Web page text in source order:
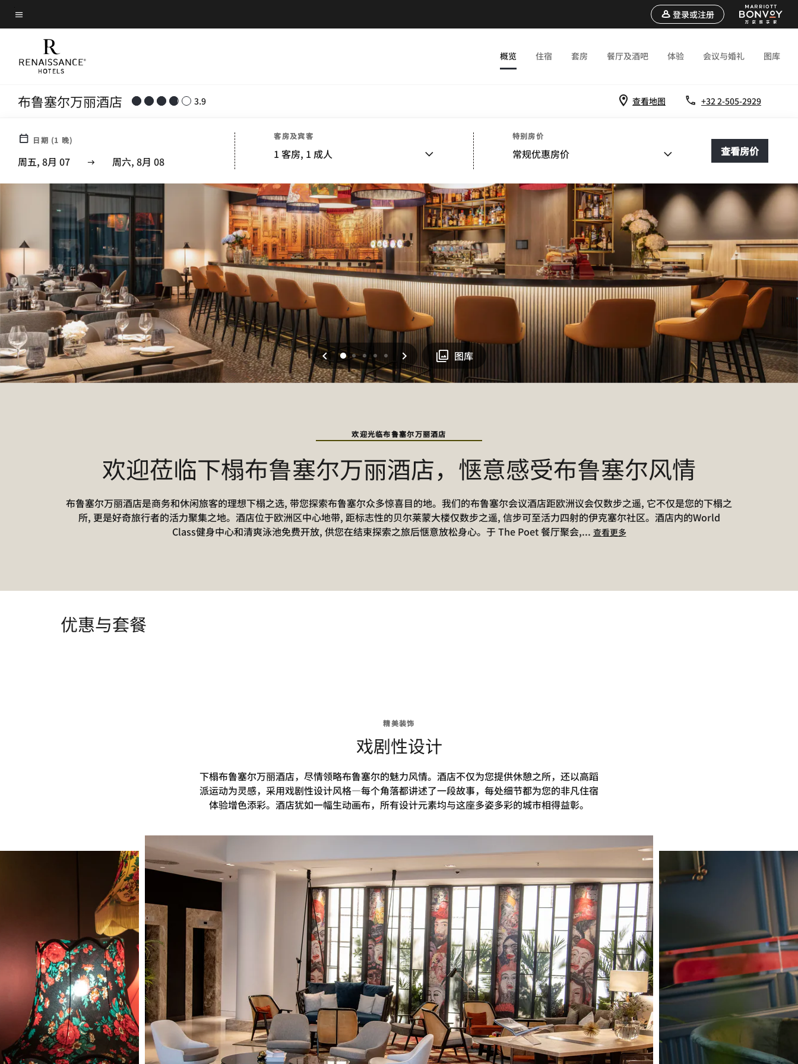
Skip
to
content
菜单文本
登录或注册
概览 住宿 套房 餐厅及酒吧 体验 会议与婚礼 图库
布鲁塞尔万丽酒店 3.9 查看地图 +32 2-505-2929
日期 (1 晚)
周五, 8月 07 周六, 8月 08
客房及宾客
1 客房, 1 成人
特别房价
常规优惠房价 查看房价
上一页
0123 4 下一页 图库
欢迎光临布鲁塞尔万丽酒店
欢迎莅临下榻布鲁塞尔万丽酒店，惬意感受布鲁塞尔风情
布鲁塞尔万丽酒店是商务和休闲旅客的理想下榻之选, 带您探索布鲁塞尔众多惊喜目的地。我们的布鲁塞尔会议酒店距欧洲议会仅数步之遥, 它不仅是您的下榻之
所, 更是好奇旅行者的活力聚集之地。酒店位于欧洲区中心地带, 距标志性的贝尔莱蒙大楼仅数步之遥, 信步可至活力四射的伊克塞尔社区。酒店内的World
Class健身中心和清爽泳池免费开放, 供您在结束探索之旅后惬意放松身心。于 The Poet 餐厅聚会,... 查看更多
优惠与套餐
精美装饰
戏剧性设计
下榻布鲁塞尔万丽酒店，尽情领略布鲁塞尔的魅力风情。酒店不仅为您提供休憩之所，还以高蹈
派运动为灵感，采用戏剧性设计风格—每个角落都讲述了一段故事，每处细节都为您的非凡住宿
体验增色添彩。酒店犹如一幅生动画布，所有设计元素均与这座多姿多彩的城市相得益彰。